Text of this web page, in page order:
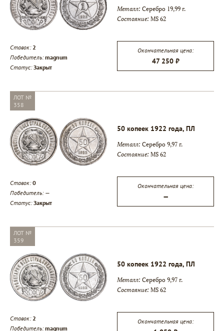
Металл: Серебро 19,99 г.
Состояние: MS 62
Ставок:2
Победитель: magnum
Статус:Закрыт
Окончательная цена:
47 250 ₽
ЛОТ №
358
50 копеек 1922 года, ПЛ
Металл: Серебро 9,97 г.
Состояние: MS 62
Ставок:0
Победитель: —
Статус:Закрыт
Окончательная цена:
—
ЛОТ №
359
50 копеек 1922 года, ПЛ
Металл: Серебро 9,97 г.
Состояние: MS 62
Ставок:2
Победитель: magnum
Окончательная цена: